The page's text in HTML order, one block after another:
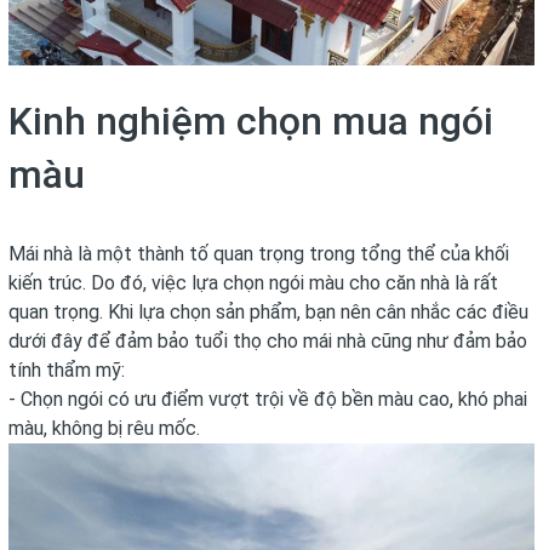
Kinh nghiệm chọn mua ngói
màu
Mái nhà là một thành tố quan trọng trong tổng thể của khối
kiến trúc. Do đó, việc lựa chọn ngói màu cho căn nhà là rất
quan trọng. Khi lựa chọn sản phẩm, bạn nên cân nhắc các điều
dưới đây để đảm bảo tuổi thọ cho mái nhà cũng như đảm bảo
tính thẩm mỹ:
- Chọn ngói có ưu điểm vượt trội về độ bền màu cao, khó phai
màu, không bị rêu mốc.